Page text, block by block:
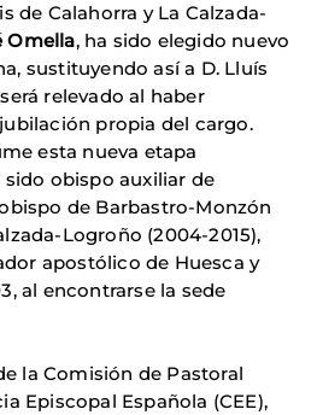
de Calahorra y La Calzada-
Omella, ha sido elegido nuevo
sustituyendo así a D. Lluís
relevado al haber
propia del cargo.
esta nueva etapa
obispo auxiliar de
obispo de Barbastro-Monzón
Logroño (2004-2015),
apostólico de Huesca y
al encontrarse la sede
la Comisión de Pastoral
Episcopal Española (CEE),